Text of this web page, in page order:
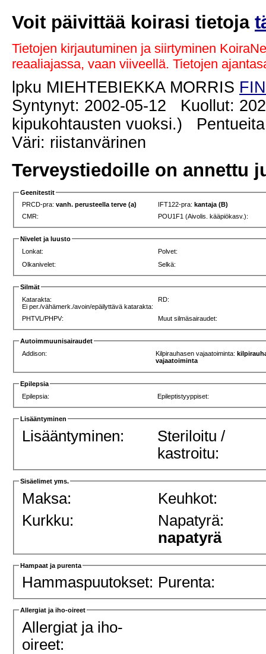
Voit päivittää koirasi tietoja
Tietojen kirjautuminen ja siirtyminen
reaaliajassa, vaan viiveellä. Tietojen
lpku MIEHTEBIEKKA MORRIS
Syntynyt: 2002-05-12 Kuollut:
kipukohtausten vuoksi.)
Väri: riistanvärinen
Terveystiedoille on annettu
Geenitestit
PRCD-pra:vanh. perusteella terve (a) IFT122-pra: kantaja (B)
CMR:
POU1F1 (Aivolis. kääpiökasv.):
Nivelet ja luusto
Lonkat:
Polvet:
Olkanivelet:
Selkä:
Silmät
Katarakta:
Ei per./vähämerk./avoin/epäilyttävä katarakta:
RD:
PHTVL/PHPV: Muut silmäsairaudet:
Autoimmuunisairaudet
Addison:
Kilpirauhasen vajaatoiminta:
vajaatoiminta
Epilepsia
Epilepsia:
Epileptistyyppiset:
Lisääntyminen
Lisääntyminen:
Steriloitu /
kastroitu:
Sisäelimet yms.
Maksa:
Keuhkot:
Kurkku:
Napatyrä:
napatyrä
Hampaat ja purenta
Hammaspuutokset: Purenta:
Allergiat ja iho-oireet
Allergiat ja iho-
oireet: